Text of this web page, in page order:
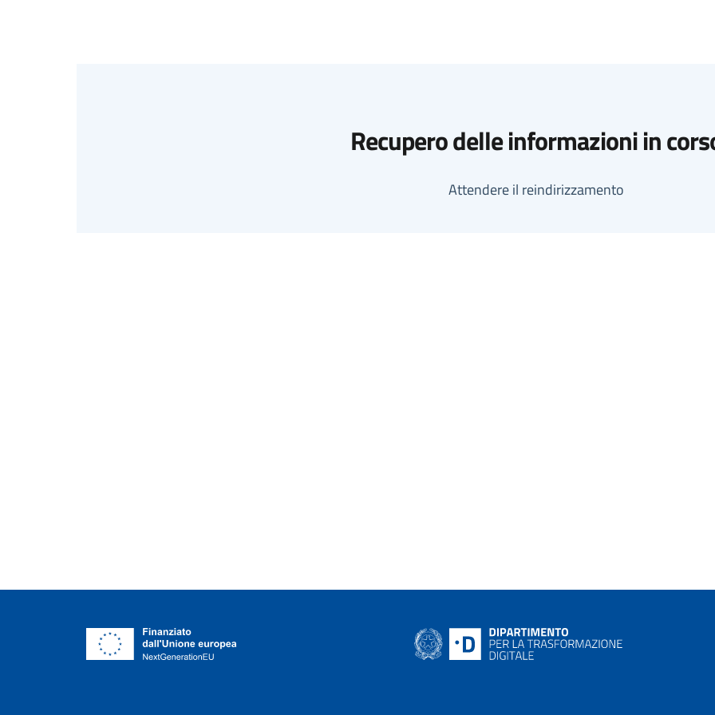
Recupero delle informazioni in
Attendere il reindirizzamento